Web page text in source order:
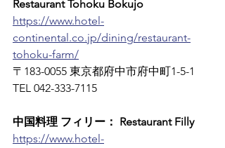
Restaurant Tohoku Bokujo
https://www.hotel-
continental.co.jp/dining/restaurant-
tohoku-farm/
〒183-0055 東京都府中市府中町1-5-1
TEL 042-333-7115
中国料理 フィリー： Restaurant Filly
https://www.hotel-